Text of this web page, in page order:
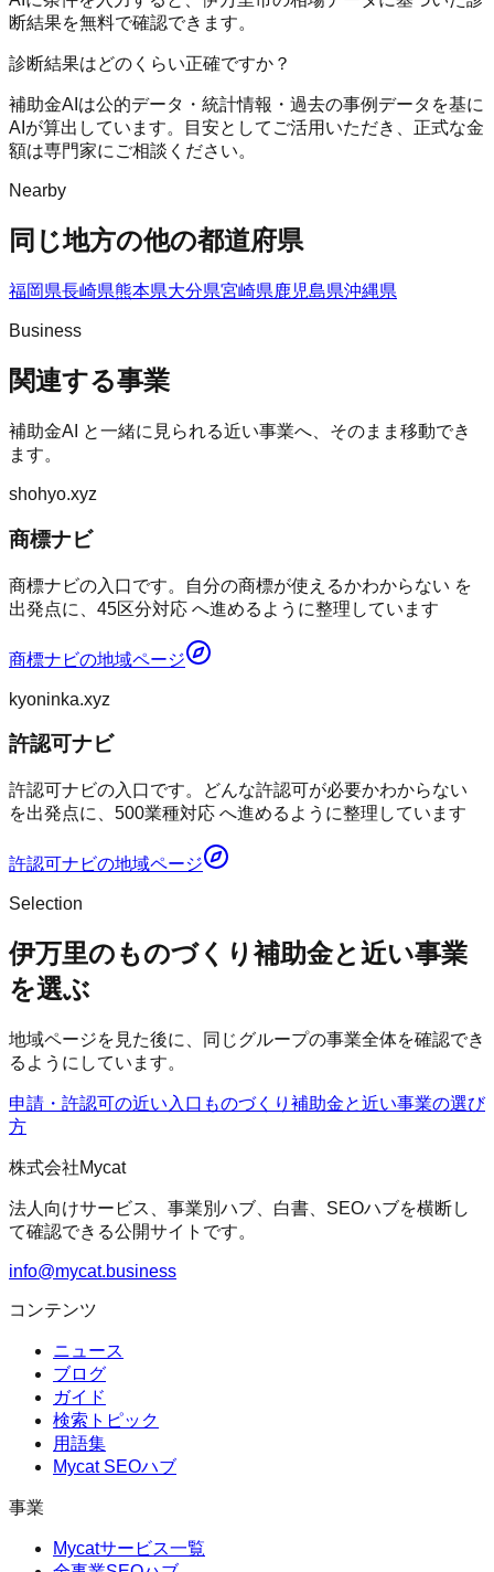
断結果を無料で確認できます。
診断結果はどのくらい正確ですか？
補助金AIは公的データ・統計情報・過去の事例データを基に
AIが算出しています。目安としてご活用いただき、正式な金
額は専門家にご相談ください。
Nearby
同じ地方の他の都道府県
福岡県長崎県熊本県大分県宮崎県鹿児島県沖縄県
Business
関連する事業
補助金AI
と一緒に見られる近い事業へ、そのまま移動でき
ます。
shohyo.xyz
商標ナビ
商標ナビの入口です。自分の商標が使えるかわからない を
出発点に、45区分対応 へ進めるように整理しています
商標ナビの地域ページ
kyoninka.xyz
許認可ナビ
許認可ナビの入口です。どんな許認可が必要かわからない
を出発点に、500業種対応 へ進めるように整理しています
許認可ナビの地域ページ
Selection
伊万里のものづくり補助金と近い事業
を選ぶ
地域ページを見た後に、同じグループの事業全体を確認でき
るようにしています。
申請・許認可の近い入口 ものづくり補助金と近い事業の選び
方
株式会社Mycat
法人向けサービス、事業別ハブ、白書、SEOハブを横断し
て確認できる公開サイトです。
info@mycat.business
コンテンツ
ニュース
ブログ
ガイド
検索トピック
用語集
Mycat SEOハブ
事業
Mycatサービス一覧